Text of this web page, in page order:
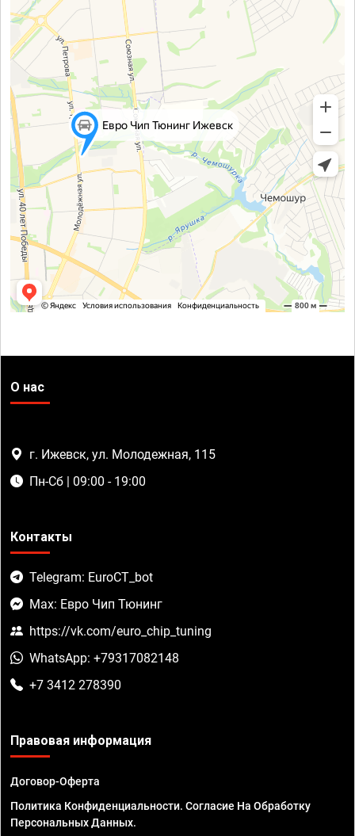
О нас
г. Ижевск, ул. Молодежная, 115
Пн-Сб | 09:00 - 19:00
Контакты
Telegram: EuroCT_bot
Max: Евро Чип Тюнинг
https://vk.com/euro_chip_tuning
WhatsApp: +79317082148
+7 3412 278390
Правовая информация
Договор-Оферта
Политика Конфиденциальности. Согласие На Обработку
Персональных Данных.